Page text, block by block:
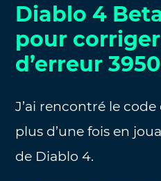
Diablo 4
pour
d’erreur
J’ai rencontré le code
plus d’une fois en
de Diablo 4.